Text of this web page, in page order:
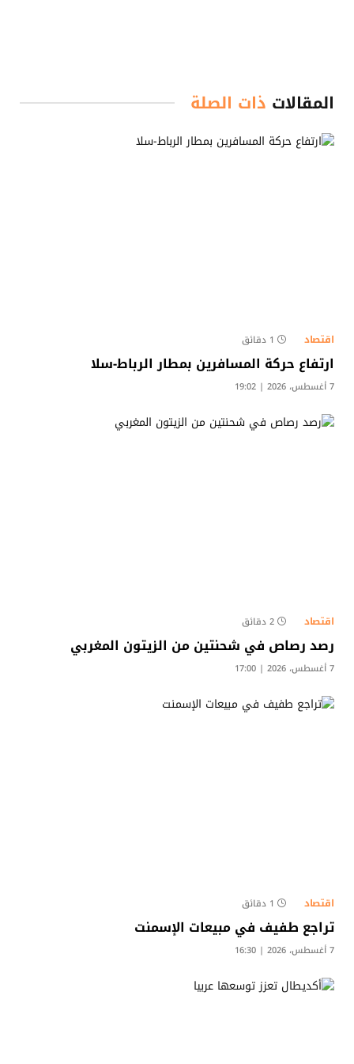
المقالات ذات الصلة
اقتصاد 1 دقائق
ارتفاع حركة المسافرين بمطار الرباط-سلا
7 أغسطس، 2026 | 19:02
اقتصاد 2 دقائق
رصد رصاص في شحنتين من الزيتون المغربي
7 أغسطس، 2026 | 17:00
اقتصاد 1 دقائق
تراجع طفيف في مبيعات الإسمنت
7 أغسطس، 2026 | 16:30